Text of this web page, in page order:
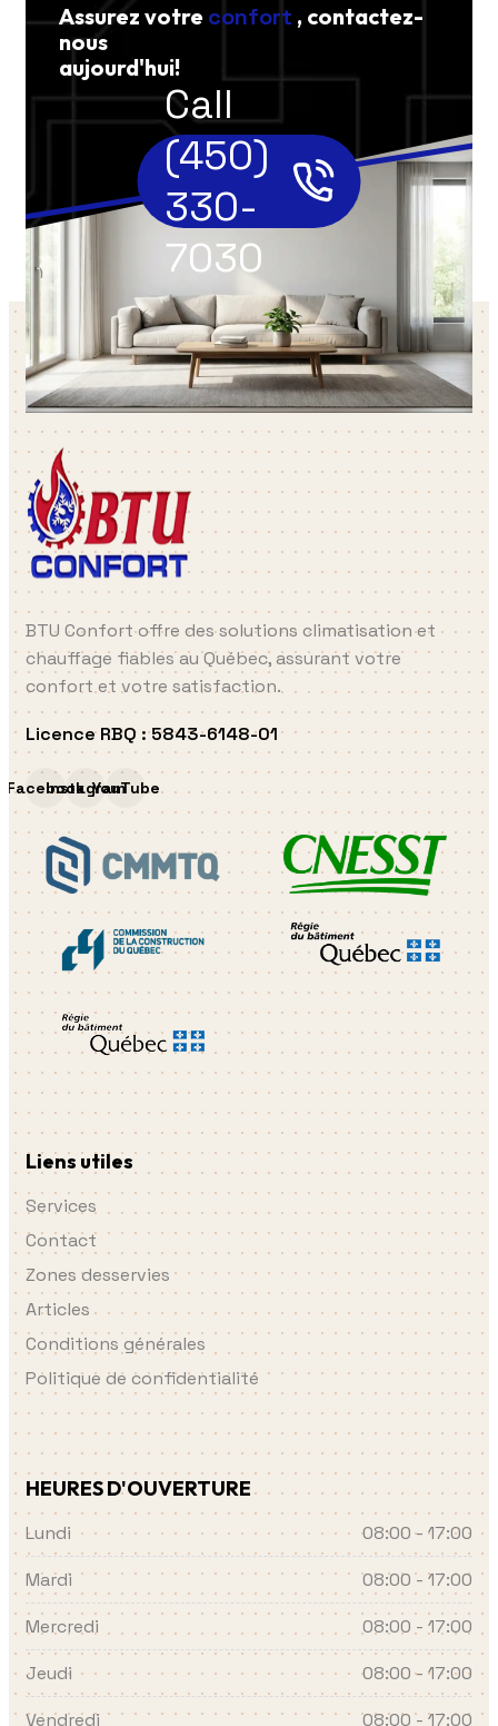
Assurez votre confort , contactez-
nous
aujourd'hui!
Call
(450)
330-
7030
BTU Confort offre des solutions climatisation et
chauffage fiables au Québec, assurant votre
confort et votre satisfaction.
Licence RBQ : 5843-6148-01
FacebookInstagramYouTube
Liens utiles
Services
Contact
Zones desservies
Articles
Conditions générales
Politique de confidentialité
HEURES D'OUVERTURE
Lundi
08:00 - 17:00
Mardi
08:00 - 17:00
Mercredi
08:00 - 17:00
Jeudi
08:00 - 17:00
Vendredi
08:00 - 17:00